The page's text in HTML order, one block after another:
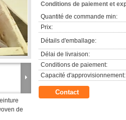
de
Conditions de paiement et
Quantité de commande min:
Prix:
Détails d'emballage:
Délai de livraison:
Conditions de paiement:
Capacité d'approvisionnement:
Contact